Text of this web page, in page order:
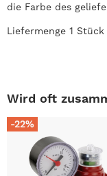
die Farbe des
Liefermenge 1 Stück
Wird oft
-22%